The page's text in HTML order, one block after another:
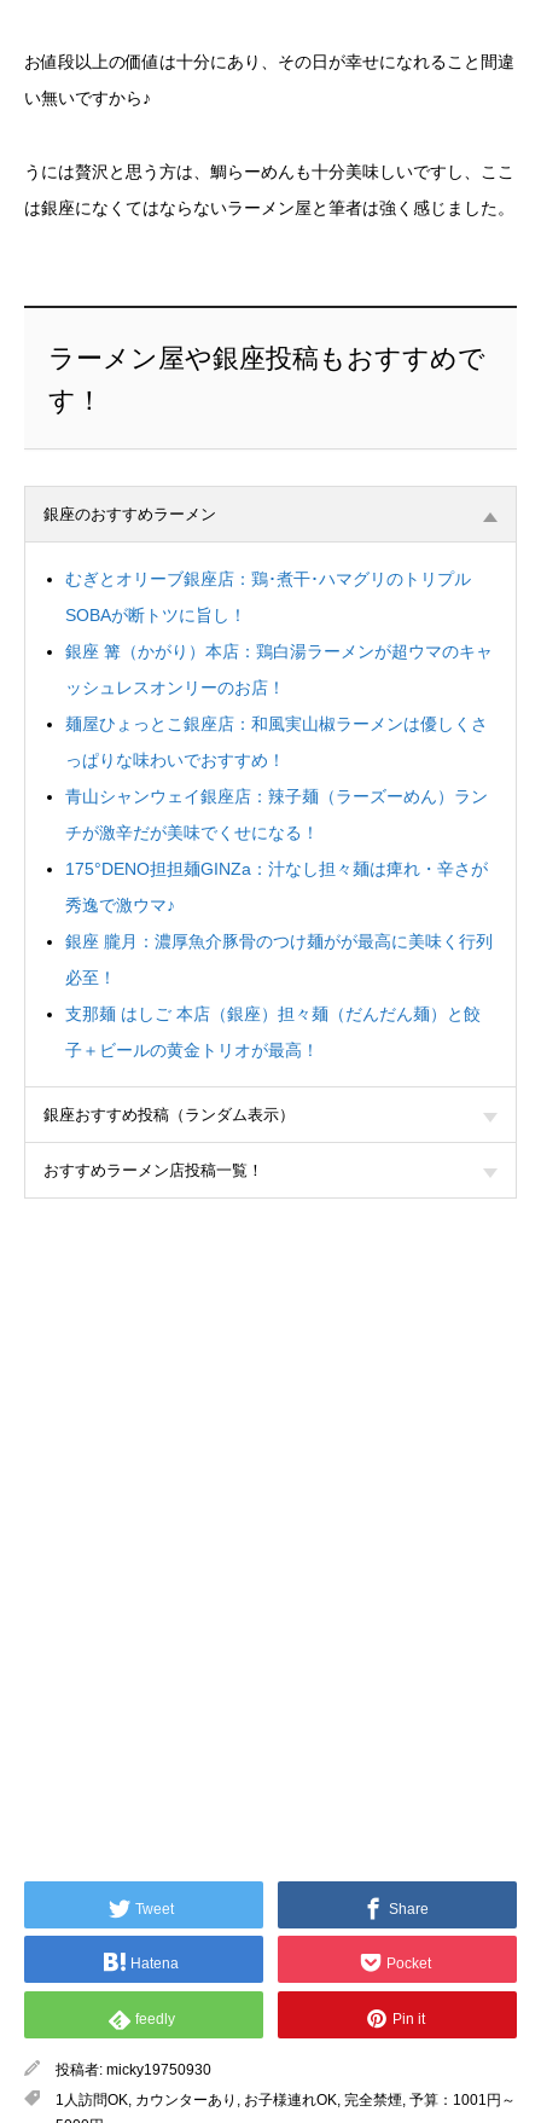
お値段以上の価値は十分にあり、その日が幸せになれること間違
い無いですから♪
うには贅沢と思う方は、鯛らーめんも十分美味しいですし、ここ
は銀座になくてはならないラーメン屋と筆者は強く感じました。
ラーメン屋や銀座投稿もおすすめで
す！
銀座のおすすめラーメン
むぎとオリーブ銀座店：鶏･煮干･ハマグリのトリプル
SOBAが断トツに旨し！
銀座 篝（かがり）本店：鶏白湯ラーメンが超ウマのキャ
ッシュレスオンリーのお店！
麺屋ひょっとこ銀座店：和風実山椒ラーメンは優しくさ
っぱりな味わいでおすすめ！
青山シャンウェイ銀座店：辣子麺（ラーズーめん）ラン
チが激辛だが美味でくせになる！
175°DENO担担麺GINZa：汁なし担々麺は痺れ・辛さが
秀逸で激ウマ♪
銀座 朧月：濃厚魚介豚骨のつけ麺がが最高に美味く行列
必至！
支那麺 はしご 本店（銀座）担々麺（だんだん麺）と餃
子＋ビールの黄金トリオが最高！
銀座おすすめ投稿（ランダム表示）
おすすめラーメン店投稿一覧！
Tweet Share
Hatena Pocket
feedly Pin it
投稿者: micky19750930
1人訪問OK, カウンターあり , お子様連れOK, 完全禁煙, 予算：1001円～